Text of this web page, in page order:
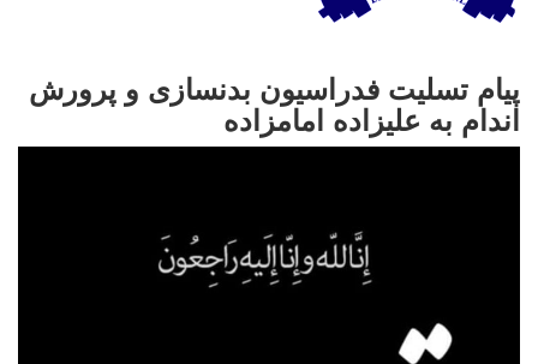
پیام تسلیت فدراسیون بدنسازی و پرورش
اندام به علیزاده امامزاده